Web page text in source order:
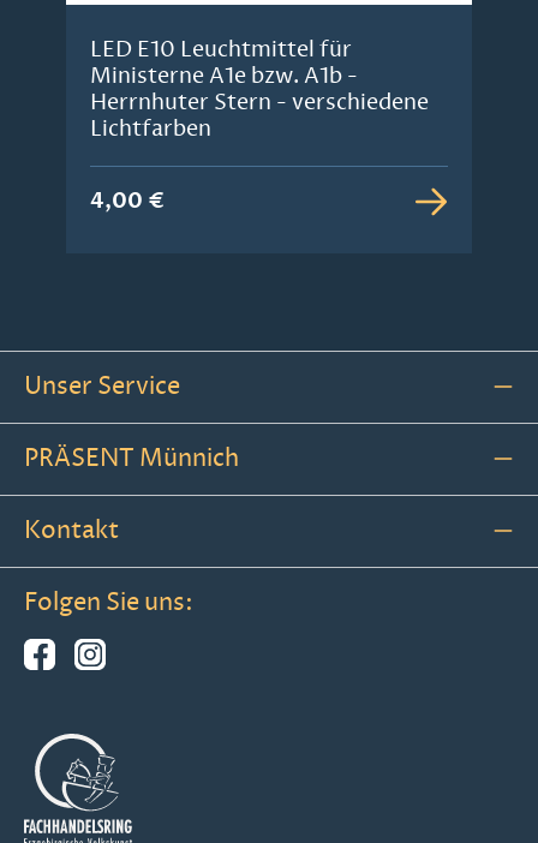
LED E10 Leuchtmittel für
Ministerne A1e bzw. A1b -
Herrnhuter Stern - verschiedene
Lichtfarben
4,00 €
Unser Service
PRÄSENT Münnich
Kontakt
Folgen Sie uns: